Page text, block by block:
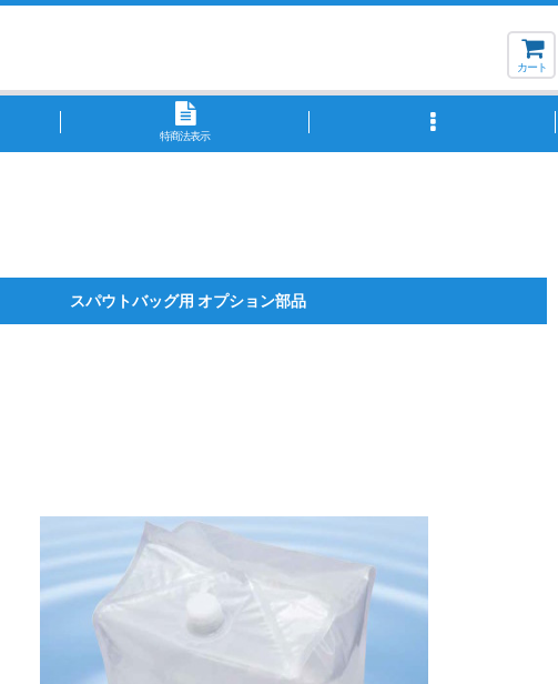
カート
特商法表示
スパウトバッグ用 オプション部品